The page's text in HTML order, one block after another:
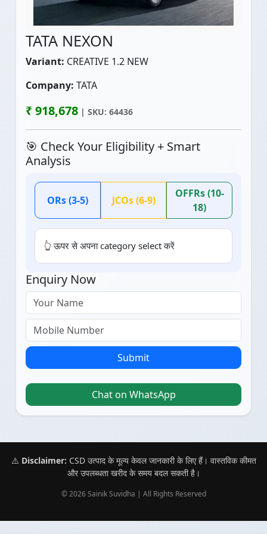
TATA NEXON
Variant: CREATIVE 1.2 NEW
Company: TATA
₹ 918,678 | SKU: 64436
🎯 Check Your Eligibility + Smart
Analysis
ORs (3-5) JCOs (6-9)
OFFRs (10-
18)
👆 ऊपर से अपना category select करें
Enquiry Now
Submit
Chat on WhatsApp
⚠️ Disclaimer: CSD उत्पाद के मूल्य केवल जानकारी के लिए हैं। वास्तविक कीमत
और उपलब्धता खरीद के समय बदल सकती है।
© 2026 Sainik Suvidha | All Rights Reserved